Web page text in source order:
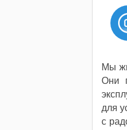
Мы
Они
для
с